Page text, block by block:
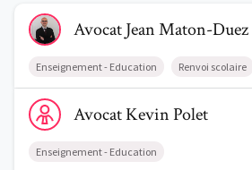
Voir le profil de AvocatJean Maton-Duez
AvocatJeanMaton-Duez
Enseignement - Education Renvoi scolaire
Voir le profil de AvocatKevin Polet
AvocatKevinPolet
Enseignement - Education